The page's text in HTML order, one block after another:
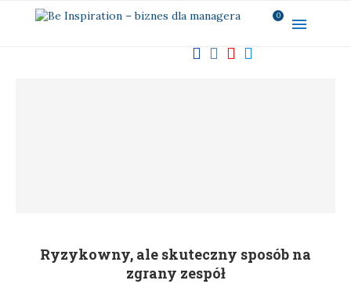
0
Ryzykowny, ale skuteczny sposób na
zgrany zespół